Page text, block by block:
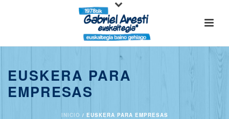
EUSKERA PARA
EMPRESAS
INICIO / EUSKERA PARA EMPRESAS